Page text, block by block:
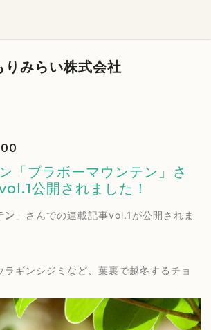
りみらい株式会社
「ブラボーマウンテン」さ
公開されました！
ン 」さんでの連載記事vol.1が公開されま
ギンシジミなど、葉裏で越冬するチョ